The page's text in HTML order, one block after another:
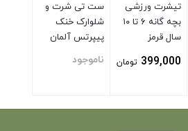
تیشرت ورزشی
بچه گانه ۶ تا ۱۰
سال قرمز
399,000 تومان
ست تی شرت و
شلوارک خنک
پیپرتس آلمان
ناموجود